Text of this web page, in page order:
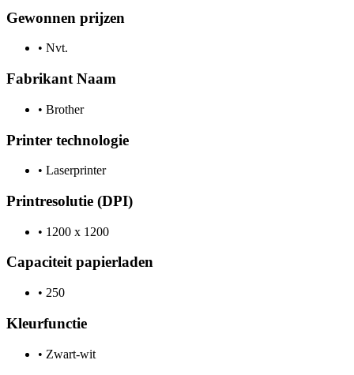
Gewonnen prijzen
• Nvt.
Fabrikant Naam
• Brother
Printer technologie
• Laserprinter
Printresolutie (DPI)
• 1200 x 1200
Capaciteit papierladen
• 250
Kleurfunctie
• Zwart-wit